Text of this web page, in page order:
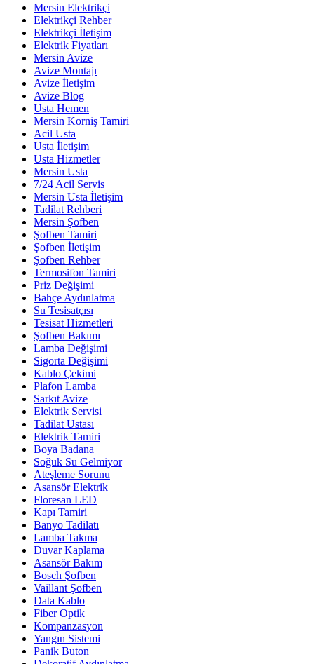
Mersin Elektrikçi
Elektrikçi Rehber
Elektrikçi İletişim
Elektrik Fiyatları
Mersin Avize
Avize Montajı
Avize İletişim
Avize Blog
Usta Hemen
Mersin Korniş Tamiri
Acil Usta
Usta İletişim
Usta Hizmetler
Mersin Usta
7/24 Acil Servis
Mersin Usta İletişim
Tadilat Rehberi
Mersin Şofben
Şofben Tamiri
Şofben İletişim
Şofben Rehber
Termosifon Tamiri
Priz Değişimi
Bahçe Aydınlatma
Su Tesisatçısı
Tesisat Hizmetleri
Şofben Bakımı
Lamba Değişimi
Sigorta Değişimi
Kablo Çekimi
Plafon Lamba
Sarkıt Avize
Elektrik Servisi
Tadilat Ustası
Elektrik Tamiri
Boya Badana
Soğuk Su Gelmiyor
Ateşleme Sorunu
Asansör Elektrik
Floresan LED
Kapı Tamiri
Banyo Tadilatı
Lamba Takma
Duvar Kaplama
Asansör Bakım
Bosch Şofben
Vaillant Şofben
Data Kablo
Fiber Optik
Kompanzasyon
Yangın Sistemi
Panik Buton